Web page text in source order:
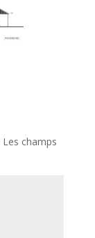
Les champs